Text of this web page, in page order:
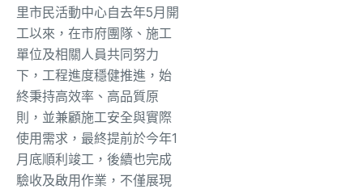
里市民活動中心自去年5月開
工以來，在市府團隊、施工
單位及相關人員共同努力
下，工程進度穩健推進，始
終秉持高效率、高品質原
則，並兼顧施工安全與實際
使用需求，最終提前於今年1
月底順利竣工，後續也完成
驗收及啟用作業，不僅展現